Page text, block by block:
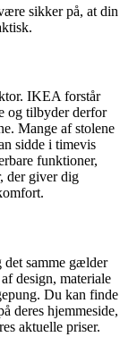
sikker på, at din
IKEA forstår
og tilbyder derfor
Mange af stolene
sidde i timevis
funktioner,
der giver dig
samme gælder
design, materiale
Du kan finde
deres hjemmeside,
aktuelle priser.